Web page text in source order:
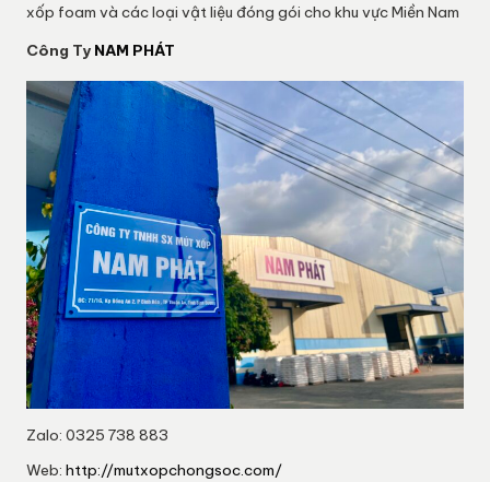
xốp foam và các loại vật liệu đóng gói cho khu vực Miền Nam
Công Ty NAM PHÁT
Zalo: 0325 738 883
Web: http://mutxopchongsoc.com/